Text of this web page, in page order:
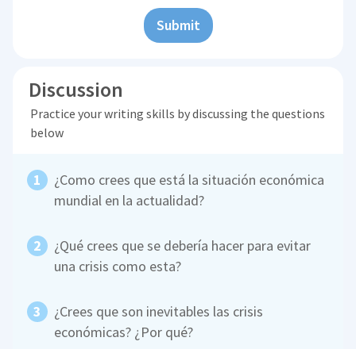
Submit
Discussion
Practice your writing skills by discussing the questions
below
¿Como crees que está la situación económica
mundial en la actualidad?
¿Qué crees que se debería hacer para evitar
una crisis como esta?
¿Crees que son inevitables las crisis
económicas? ¿Por qué?